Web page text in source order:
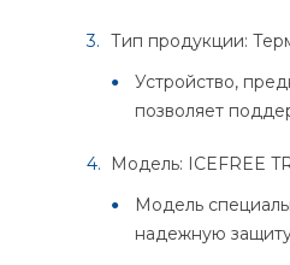
Тип продукции:
Устройство,
позволяет
Модель: ICEFREE
Модель
надежную